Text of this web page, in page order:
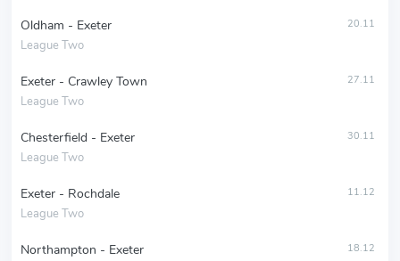
Oldham - Exeter
League Two
20.11
Exeter - Crawley Town
League Two
27.11
Chesterfield - Exeter
League Two
30.11
Exeter - Rochdale
League Two
11.12
Northampton - Exeter 18.12